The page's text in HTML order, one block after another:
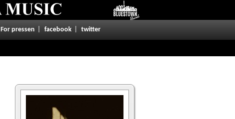
For pressen facebook twitter